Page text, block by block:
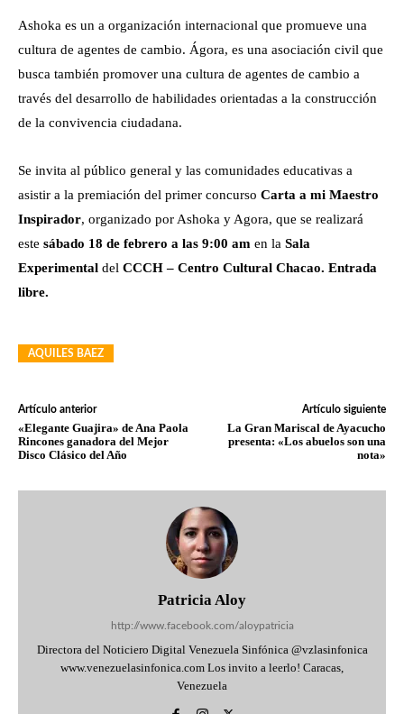
Ashoka es un a organización internacional que promueve una
cultura de agentes de cambio. Ágora, es una asociación civil que
busca también promover una cultura de agentes de cambio a
través del desarrollo de habilidades orientadas a la construcción
de la convivencia ciudadana.
Se invita al público general y las comunidades educativas a
asistir a la premiación del primer concurso Carta a mi Maestro
Inspirador, organizado por Ashoka y Agora, que se realizará
este sábado 18 de febrero a las 9:00 am en la Sala
Experimental del CCCH – Centro Cultural Chacao. Entrada
libre.
AQUILES BAEZ
Artículo anterior
«Elegante Guajira» de Ana Paola
Rincones ganadora del Mejor
Disco Clásico del Año
Artículo siguiente
La Gran Mariscal de Ayacucho
presenta: «Los abuelos son una
nota»
Patricia Aloy
http://www.facebook.com/aloypatricia
Directora del Noticiero Digital Venezuela Sinfónica @vzlasinfonica
www.venezuelasinfonica.com Los invito a leerlo! Caracas,
Venezuela